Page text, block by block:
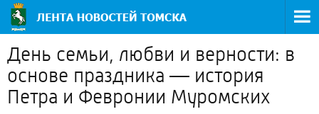
День семьи, любви и верности: в
основе праздника — история
Петра и Февронии Муромских